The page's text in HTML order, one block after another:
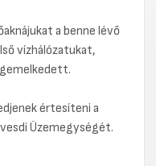
a benne lévő
vízhálózatukat,
értesíteni a
Üzemegységét.